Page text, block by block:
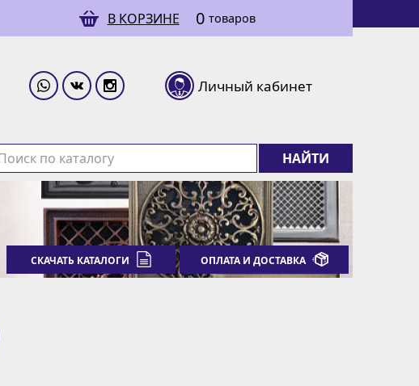
В КОРЗИНЕ 0 товаров
Личный кабинет
НАЙТИ
СКАЧАТЬ КАТАЛОГИ ОПЛАТА И ДОСТАВКА